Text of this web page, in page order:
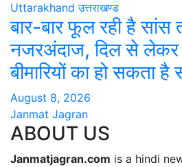
Uttarakhand उत्तराखण्ड
बार-बार फूल रही है सांस
नजरअंदाज, दिल से
बीमारियों का हो सकता
August 8, 2026
Janmat Jagran
ABOUT US
Janmatjagran.com is a hindi